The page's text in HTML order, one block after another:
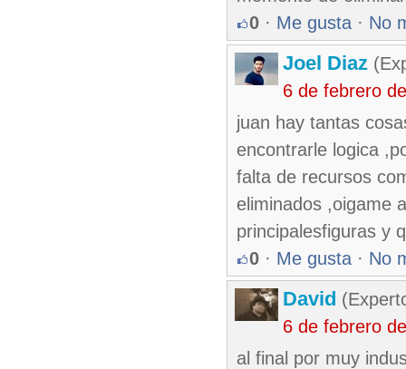
0 · Me gusta · No
Joel Diaz
6 de febrero
juan hay tantas
encontrarle logica
falta de recursos
eliminados ,oigame
principalesfiguras y
0 · Me gusta · No
David
6 de febrero
al final por muy